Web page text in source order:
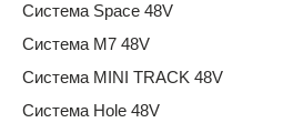
Система Space 48V
Система M7 48V
Система MINI TRACK 48V
Система Hole 48V